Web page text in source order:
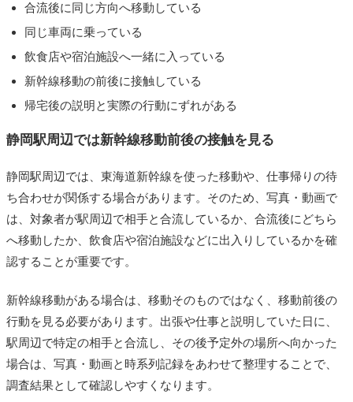
合流後に同じ方向へ移動している
同じ車両に乗っている
飲食店や宿泊施設へ一緒に入っている
新幹線移動の前後に接触している
帰宅後の説明と実際の行動にずれがある
静岡駅周辺では新幹線移動前後の接触を見る
静岡駅周辺では、東海道新幹線を使った移動や、仕事帰りの待
ち合わせが関係する場合があります。そのため、写真・動画で
は、対象者が駅周辺で相手と合流しているか、合流後にどちら
へ移動したか、飲食店や宿泊施設などに出入りしているかを確
認することが重要です。
新幹線移動がある場合は、移動そのものではなく、移動前後の
行動を見る必要があります。出張や仕事と説明していた日に、
駅周辺で特定の相手と合流し、その後予定外の場所へ向かった
場合は、写真・動画と時系列記録をあわせて整理することで、
調査結果として確認しやすくなります。